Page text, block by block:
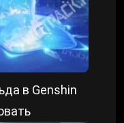
в Genshin